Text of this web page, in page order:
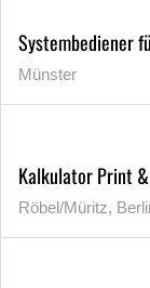
Systembediener
Münster
Kalkulator Print
Röbel/Müritz,